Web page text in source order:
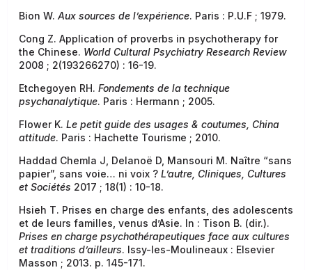
Bion W. Aux sources de l’expérience. Paris : P.U.F ; 1979.
Cong Z. Application of proverbs in psychotherapy for
the Chinese. World Cultural Psychiatry Research Review
2008 ; 2(193266270) : 16-19.
Etchegoyen RH. Fondements de la technique
psychanalytique. Paris : Hermann ; 2005.
Flower K. Le petit guide des usages & coutumes, China
attitude. Paris : Hachette Tourisme ; 2010.
Haddad Chemla J, Delanoë D, Mansouri M. Naître “sans
papier”, sans voie… ni voix ? L’autre, Cliniques, Cultures
et Sociétés 2017 ; 18(1) : 10-18.
Hsieh T. Prises en charge des enfants, des adolescents
et de leurs familles, venus d’Asie. In : Tison B. (dir.).
Prises en charge psychothérapeutiques face aux cultures
et traditions d’ailleurs. Issy-les-Moulineaux : Elsevier
Masson ; 2013. p. 145-171.